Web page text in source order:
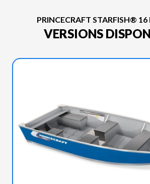
PRINCECRAFT STARFISH®
VERSIONS